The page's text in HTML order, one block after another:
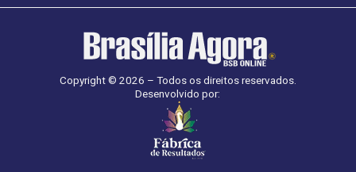
Copyright © 2026 – Todos os direitos reservados.
Desenvolvido por: